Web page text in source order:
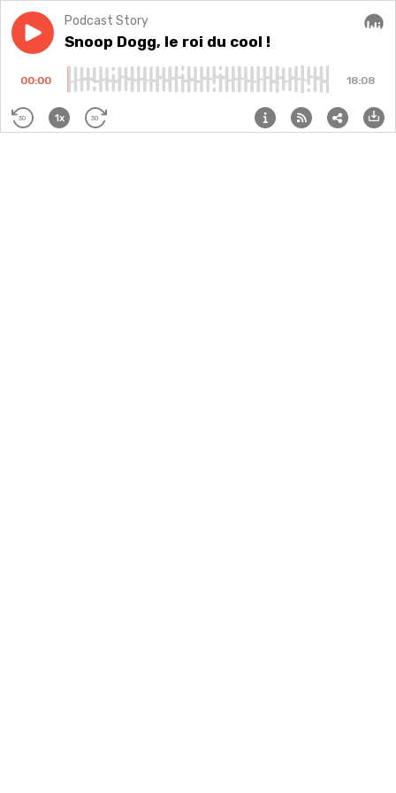
Play episodeSnoop Dogg, le roi du cool !
Podcast Story
Snoop Dogg, le roi du cool !
00:00 18:08
30 1x 30